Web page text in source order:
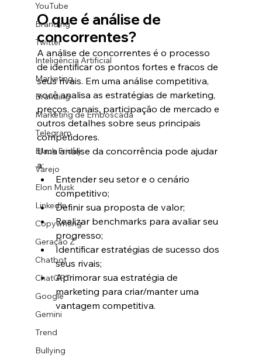
YouTube
Branding
Twitter
Inteligência Artificial
Marketing
Branding
Marketing de Emboscada
Telegram
Black Friday
Varejo
Elon Musk
LinkedIn
Copywriting
Geração Z
Chatbot
ChatGPT
Google
Gemini
Trend
Bullying
O que é análise de
concorrentes?
A análise de concorrentes é o processo
de identificar os pontos fortes e fracos de
seus rivais. Em uma análise competitiva,
você analisa as estratégias de marketing,
preços, canais, participação de mercado e
outros detalhes sobre seus principais
competidores.
Uma análise da concorrência pode ajudar
a:
Entender seu setor e o cenário
competitivo;
Definir sua proposta de valor;
Realizar benchmarks para avaliar seu
progresso;
Identificar estratégias de sucesso dos
seus rivais;
Aprimorar sua estratégia de
marketing para criar/manter uma
vantagem competitiva.